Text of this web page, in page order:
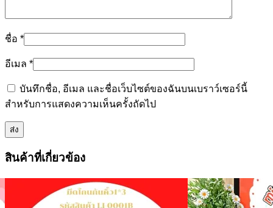
ชื่อ *
อีเมล *
บันทึกชื่อ, อีเมล และชื่อเว็บไซต์ของฉันบนเบราว์เซอร์นี้
สำหรับการแสดงความเห็นครั้งถัดไป
สินค้าที่เกี่ยวข้อง